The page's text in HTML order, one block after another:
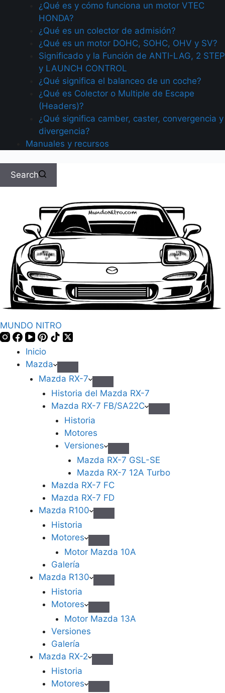
¿Qué es y cómo funciona un motor VTEC
HONDA?
¿Qué es un colector de admisión?
¿Qué es un motor DOHC, SOHC, OHV y SV?
Significado y la Función de ANTI-LAG, 2 STEP
y LAUNCH CONTROL
¿Qué significa el balanceo de un coche?
¿Qué es Colector o Multiple de Escape
(Headers)?
¿Qué significa camber, caster, convergencia y
divergencia?
Manuales y recursos
Search
MUNDO NITRO
Inicio
Mazda
Mazda RX-7
Historia del Mazda RX-7
Mazda RX-7 FB/SA22C
Historia
Motores
Versiones
Mazda RX-7 GSL-SE
Mazda RX-7 12A Turbo
Mazda RX-7 FC
Mazda RX-7 FD
Mazda R100
Historia
Motores
Motor Mazda 10A
Galería
Mazda R130
Historia
Motores
Motor Mazda 13A
Versiones
Galería
Mazda RX-2
Historia
Motores